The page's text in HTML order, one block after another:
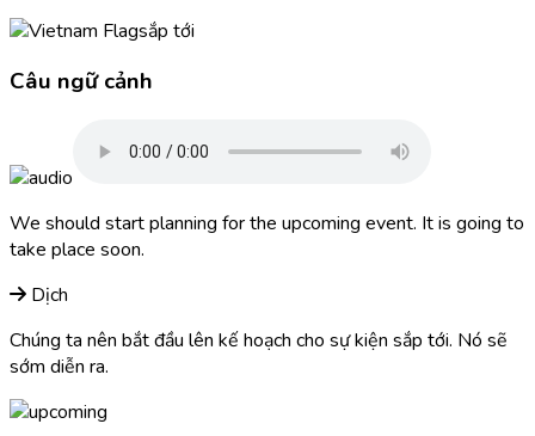
sắp tới
Câu ngữ cảnh
We should start planning for the upcoming event. It is going to
take place soon.
Dịch
Chúng ta nên bắt đầu lên kế hoạch cho sự kiện sắp tới. Nó sẽ
sớm diễn ra.